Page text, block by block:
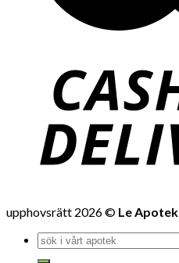
upphovsrätt 2026 © Le Apotek